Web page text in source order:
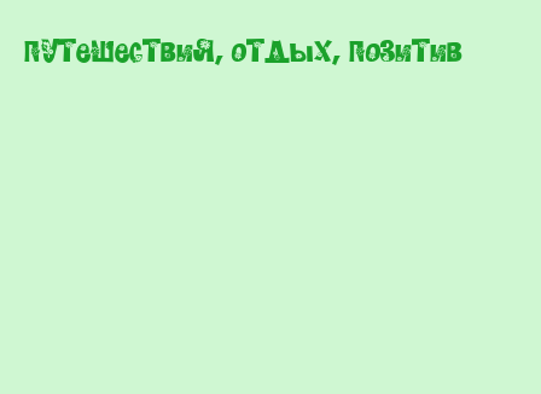
Путешествия, отдых, позитив